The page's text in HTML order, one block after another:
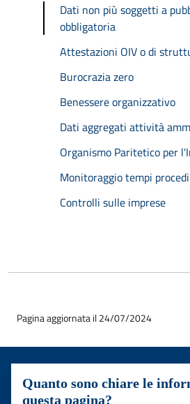
Dati non più soggetti a
obbligatoria
Attestazioni OIV o di
Burocrazia zero
Benessere organizzativo
Dati aggregati attività
Organismo Paritetico per
Monitoraggio tempi
Controlli sulle imprese
Pagina aggiornata il 24/07/2024
Quanto sono chiare le
questa pagina?